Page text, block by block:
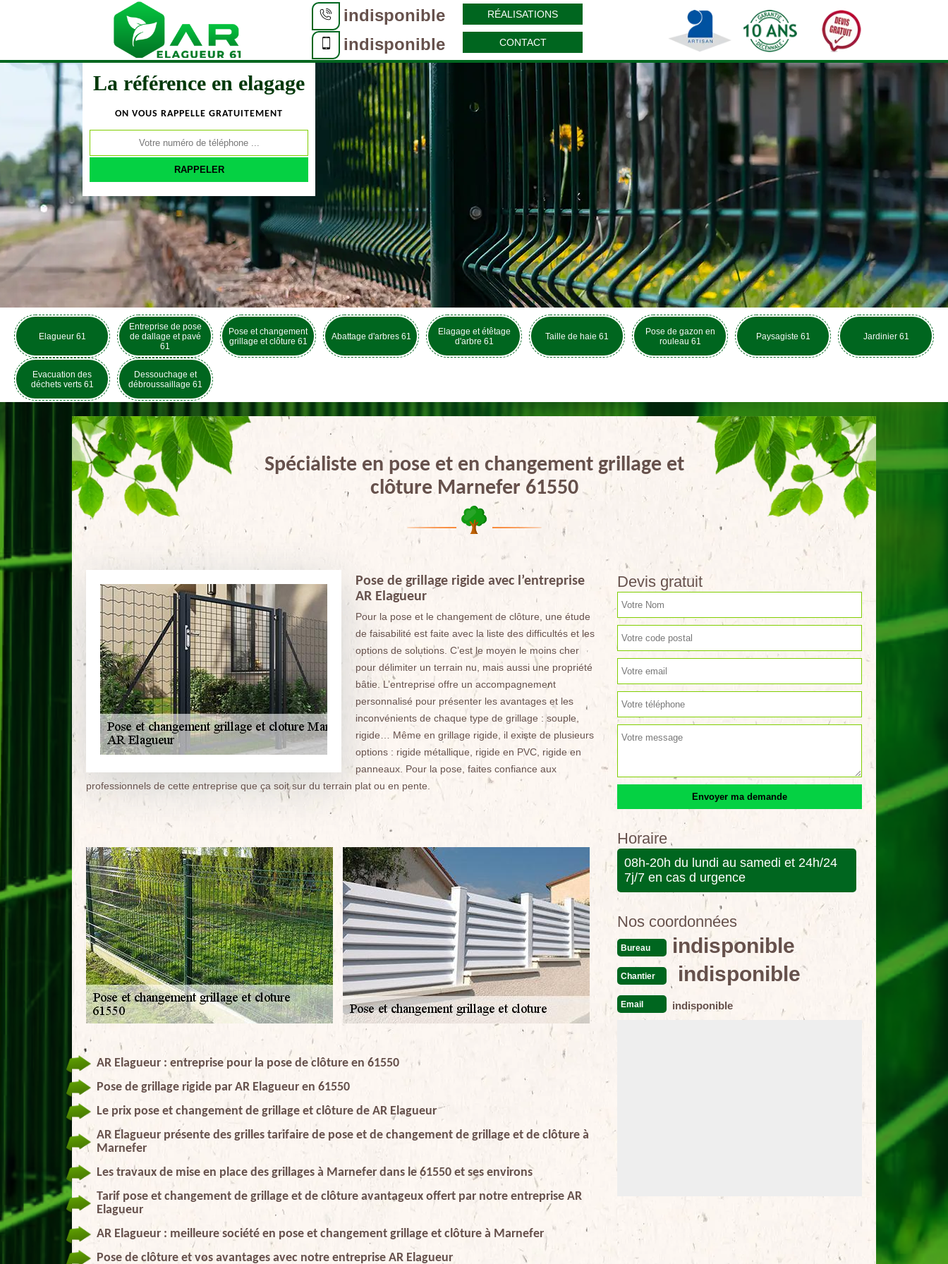
indisponible
indisponible
RÉALISATIONS
CONTACT
La référence en elagage
ON VOUS RAPPELLE GRATUITEMENT
Elagueur 61
Entreprise de pose
de dallage et pavé
61
Pose et changement
grillage et clôture 61
Abattage d'arbres 61
Elagage et étêtage
d'arbre 61
Taille de haie 61
Pose de gazon en
rouleau 61
Paysagiste 61 Jardinier 61
Evacuation des
déchets verts 61
Dessouchage et
débroussaillage 61
Spécialiste en pose et en changement grillage et
clôture Marnefer 61550
Pose de grillage rigide avec l’entreprise
AR Elagueur
Pour la pose et le changement de clôture, une étude
de faisabilité est faite avec la liste des difficultés et les
options de solutions. C’est le moyen le moins cher
pour délimiter un terrain nu, mais aussi une propriété
bâtie. L’entreprise offre un accompagnement
personnalisé pour présenter les avantages et les
inconvénients de chaque type de grillage : souple,
rigide… Même en grillage rigide, il existe de plusieurs
options : rigide métallique, rigide en PVC, rigide en
panneaux. Pour la pose, faites confiance aux
professionnels de cette entreprise que ça soit sur du terrain plat ou en pente.
AR Elagueur : entreprise pour la pose de clôture en 61550
Pose de grillage rigide par AR Elagueur en 61550
Le prix pose et changement de grillage et clôture de AR Elagueur
AR Elagueur présente des grilles tarifaire de pose et de changement de grillage et de clôture à
Marnefer
Les travaux de mise en place des grillages à Marnefer dans le 61550 et ses environs
Tarif pose et changement de grillage et de clôture avantageux offert par notre entreprise AR
Elagueur
AR Elagueur : meilleure société en pose et changement grillage et clôture à Marnefer
Pose de clôture et vos avantages avec notre entreprise AR Elagueur
Devis gratuit
Horaire
08h-20h du lundi au samedi et 24h/24
7j/7 en cas d urgence
Nos coordonnées
Bureau indisponible
Chantier indisponible
Email indisponible